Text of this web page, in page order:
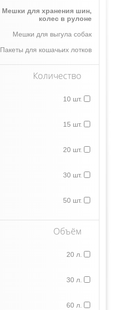
Мешки для хранения шин,
колес в рулоне
Мешки для выгула собак
Пакеты для кошачьих лотков
Количество
10 шт.
15 шт.
20 шт.
30 шт.
50 шт.
Объём
20 л.
30 л.
60 л.